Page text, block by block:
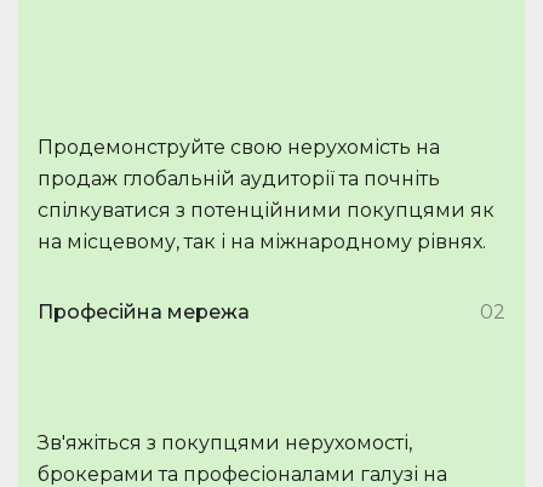
Продемонструйте свою нерухомість на
продаж глобальній аудиторії та почніть
спілкуватися з потенційними покупцями як
на місцевому, так і на міжнародному рівнях.
Професійна мережа 02
Зв'яжіться з покупцями нерухомості,
брокерами та професіоналами галузі на